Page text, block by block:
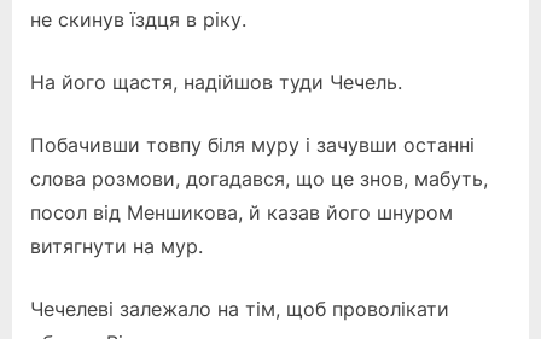
не скинув їздця в ріку.
На його щастя, надійшов туди Чечель.
Побачивши товпу біля муру і зачувши останні
слова розмови, догадався, що це знов, мабуть,
посол від Меншикова, й казав його шнуром
витягнути на мур.
Чечелеві залежало на тім, щоб проволікати